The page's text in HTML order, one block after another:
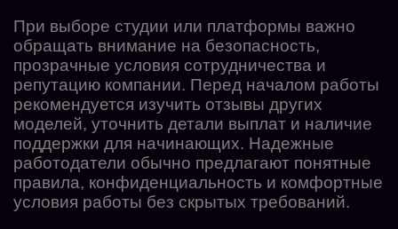
При выборе студии или платформы важно
обращать внимание на безопасность,
прозрачные условия сотрудничества и
репутацию компании. Перед началом работы
рекомендуется изучить отзывы других
моделей, уточнить детали выплат и наличие
поддержки для начинающих. Надежные
работодатели обычно предлагают понятные
правила, конфиденциальность и комфортные
условия работы без скрытых требований.